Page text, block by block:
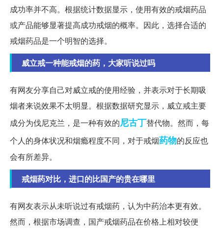
成功率并不高。根据统计数据显示，使用有效的戒烟药品
或产品能够显著提高成功戒烟的概率。因此，选择合适的
戒烟药品是一个明智的选择。
威立戒一种能戒烟的药，大家听说过吗
有网友分享自己对威立戒的使用经验，并表示对于长期吸
烟者来说效果不太明显。根据数据研究显示，威立戒主要
成分为伐尼克兰，是一种有效的尼古丁替代物。然而，每
个人的身体状况和烟瘾程度不同，对于戒烟药物的反应也
会有所差异。
戒烟药对比，进口的比国产的贵在哪里
有网友表示从未听说过有戒烟药，认为中药治本更有效。
然而，根据市场调查，国产戒烟药品在价格上相对较便